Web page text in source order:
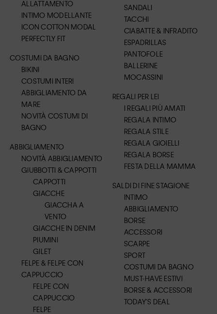
ALLATTAMENTO
INTIMO MODELLANTE
ICON COTTON MODAL
PERFECTLY FIT
COSTUMI DA BAGNO
BIKINI
COSTUMI INTERI
ABBIGLIAMENTO DA
MARE
NOVITÀ COSTUMI DI
BAGNO
ABBIGLIAMENTO
NOVITÀ ABBIGLIAMENTO
GIUBBOTTI & CAPPOTTI
CAPPOTTI
GIACCHE
GIACCHA A
VENTO
GIACCHE IN DENIM
PIUMINI
GILET
FELPE & FELPE CON
CAPPUCCIO
FELPE CON
CAPPUCCIO
FELPE
SANDALI
TACCHI
CIABATTE & INFRADITO
ESPADRILLAS
PANTOFOLE
BALLERINE
MOCASSINI
REGALI PER LEI
I REGALI PIÙ AMATI
REGALA INTIMO
REGALA STILE
REGALA GIOIELLI
REGALA BORSE
FESTA DELLA MAMMA
SALDI DI FINE STAGIONE
INTIMO
ABBIGLIAMENTO
BORSE
ACCESSORI
SCARPE
SPORT
COSTUMI DA BAGNO
MUST-HAVE ESTIVI
BORSE & ACCESSORI
TODAY'S DEAL